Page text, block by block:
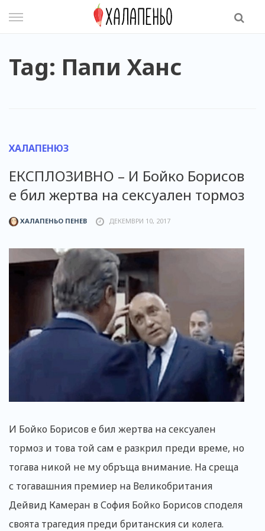
Tag: Папи Ханс
ХАЛАПЕНЮЗ
ЕКСПЛОЗИВНО – И Бойко Борисов
е бил жертва на сексуален тормоз
ХАЛАПЕНЬО ПЕНЕВ ДЕКЕМВРИ 10, 2017
И Бойко Борисов е бил жертва на сексуален
тормоз и това той сам е разкрил преди време, но
тогава никой не му обръща внимание. На среща
с тогавашния премиер на Великобритания
Дейвид Камеран в София Бойко Борисов споделя
своята трагедия преди британския си колега.